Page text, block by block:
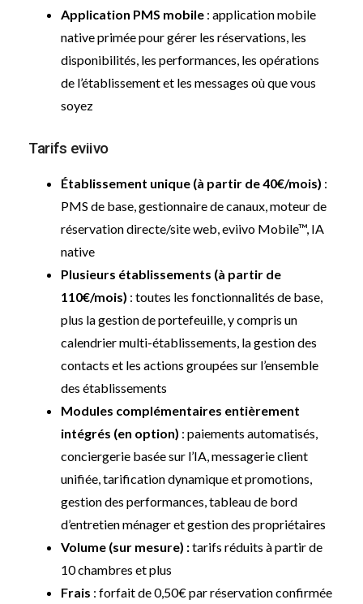
Application PMS mobile : application mobile
native primée pour gérer les réservations, les
disponibilités, les performances, les opérations
de l’établissement et les messages où que vous
soyez
Tarifs eviivo
Établissement unique (à partir de 40€/mois) :
PMS de base, gestionnaire de canaux, moteur de
réservation directe/site web, eviivo Mobile™, IA
native
Plusieurs établissements (à partir de
110€/mois) : toutes les fonctionnalités de base,
plus la gestion de portefeuille, y compris un
calendrier multi-établissements, la gestion des
contacts et les actions groupées sur l’ensemble
des établissements
Modules complémentaires entièrement
intégrés (en option) : paiements automatisés,
conciergerie basée sur l’IA, messagerie client
unifiée, tarification dynamique et promotions,
gestion des performances, tableau de bord
d’entretien ménager et gestion des propriétaires
Volume (sur mesure) :tarifs réduits à partir de
10 chambres et plus
Frais : forfait de 0,50€ par réservation confirmée